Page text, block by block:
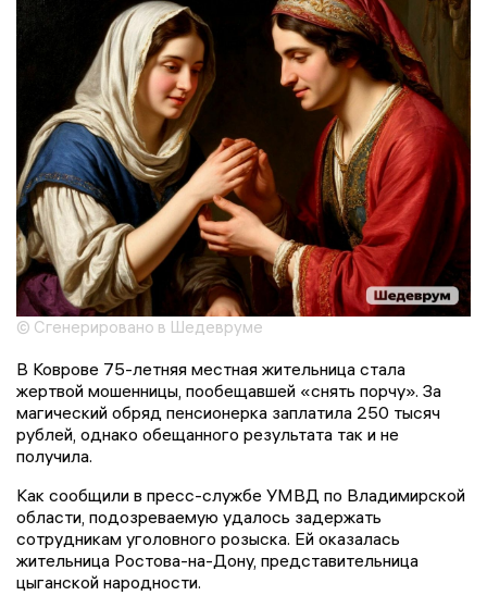
© Сгенерировано в Шедевруме
В Коврове 75-летняя местная жительница стала
жертвой мошенницы, пообещавшей «снять порчу». За
магический обряд пенсионерка заплатила 250 тысяч
рублей, однако обещанного результата так и не
получила.
Как сообщили в пресс-службе УМВД по Владимирской
области, подозреваемую удалось задержать
сотрудникам уголовного розыска. Ей оказалась
жительница Ростова-на-Дону, представительница
цыганской народности.